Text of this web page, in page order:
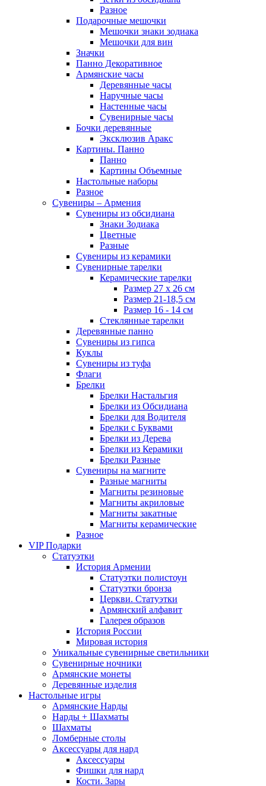
Разное
Подарочные мешочки
Мешочки знаки зодиака
Мешочки для вин
Значки
Панно Декоративное
Армянские часы
Деревянные часы
Наручные часы
Настенные часы
Сувенирные часы
Бочки деревянные
Эксклюзив Аракс
Картины. Панно
Панно
Картины Объемные
Настольные наборы
Разное
Сувениры – Армения
Сувениры из обсидиана
Знаки Зодиака
Цветные
Разные
Сувениры из керамики
Сувенирные тарелки
Керамические тарелки
Размер 27 х 26 см
Размер 21-18,5 см
Размер 16 - 14 см
Стеклянные тарелки
Деревянные панно
Сувениры из гипса
Куклы
Сувениры из туфа
Флаги
Брелки
Брелки Настальгия
Брелки из Обсидиана
Брелки для Водителя
Брелки с Буквами
Брелки из Дерева
Брелки из Керамики
Брелки Разные
Сувениры на магните
Разные магниты
Магниты резиновые
Магниты акриловые
Магниты закатные
Магниты керамические
Разное
VIP Подарки
Статуэтки
История Армении
Статуэтки полистоун
Статуэтки бронза
Церкви. Статуэтки
Армянский алфавит
Галерея образов
История России
Мировая история
Уникальные сувенирные светильники
Сувенирные ночники
Армянские монеты
Деревянные изделия
Настольные игры
Армянские Нарды
Нарды + Шахматы
Шахматы
Ломберные столы
Аксессуары для нард
Аксессуары
Фишки для нард
Кости. Зары